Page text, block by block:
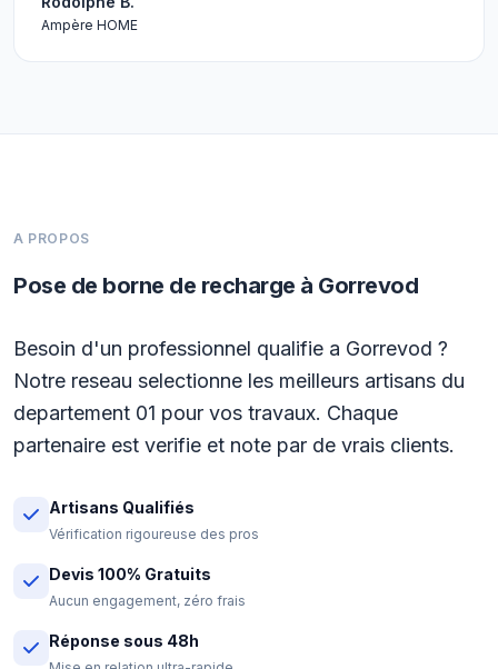
Ampère HOME
A PROPOS
Pose de borne de recharge à Gorrevod
Besoin d'un professionnel qualifie a Gorrevod ?
Notre reseau selectionne les meilleurs artisans du
departement 01 pour vos travaux. Chaque
partenaire est verifie et note par de vrais clients.
Artisans Qualifiés
Vérification rigoureuse des pros
Devis 100% Gratuits
Aucun engagement, zéro frais
Réponse sous 48h